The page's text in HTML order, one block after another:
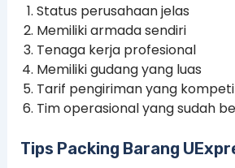
Status perusahaan jelas
Memiliki armada sendiri
Tenaga kerja profesional
Memiliki gudang yang luas
Tarif pengiriman yang
Tim operasional yang sudah
Tips Packing Barang